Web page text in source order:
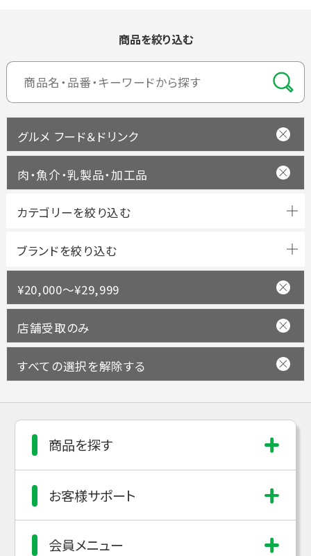
商品を絞り込む
グルメ フード＆ドリンク
肉・魚介・乳製品・加工品
ブランドを絞り込む
¥20,000～¥29,999
店舗受取のみ
すべての選択を解除する
商品を探す
お客様サポート
会員メニュー